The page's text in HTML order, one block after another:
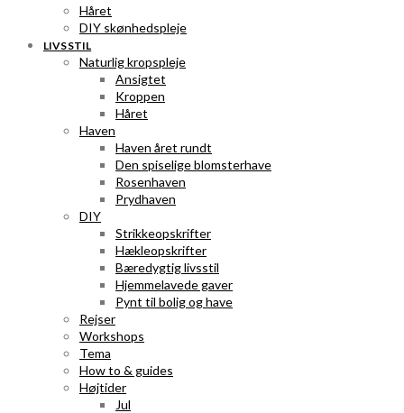
Håret
DIY skønhedspleje
LIVSSTIL
Naturlig kropspleje
Ansigtet
Kroppen
Håret
Haven
Haven året rundt
Den spiselige blomsterhave
Rosenhaven
Prydhaven
DIY
Strikkeopskrifter
Hækleopskrifter
Bæredygtig livsstil
Hjemmelavede gaver
Pynt til bolig og have
Rejser
Workshops
Tema
How to & guides
Højtider
Jul